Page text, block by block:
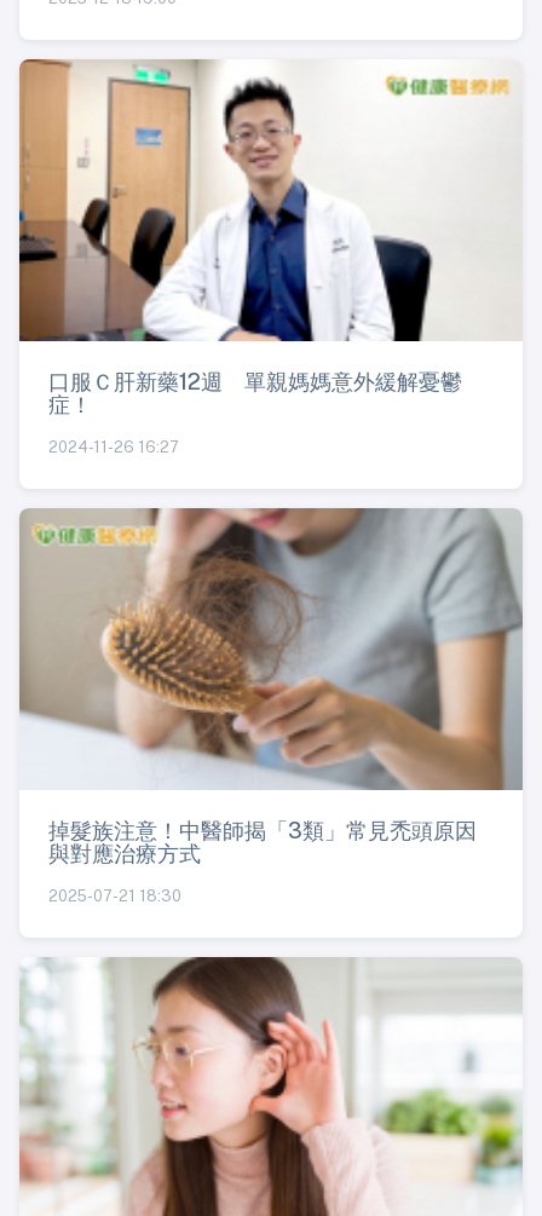
口服Ｃ肝新藥12週 單親媽媽意外緩解憂鬱
症！
2024-11-26 16:27
掉髮族注意！中醫師揭「3類」常見禿頭原因
與對應治療方式
2025-07-21 18:30